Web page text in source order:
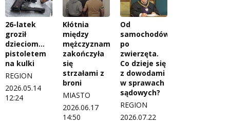
26-latek
groził
dzieciom…
pistoletem
na kulki
REGION
2026.05.14
12:24
Kłótnia
między
mężczyznami
zakończyła
się
strzałami z
broni
MIASTO
2026.06.17
14:50
Od
samochodów
po
zwierzęta.
Co dzieje się
z dowodami
w sprawach
sądowych?
REGION
2026.07.22